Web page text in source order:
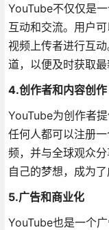
YouTube不仅仅是
互动和交流。用户
视频上传者进行互
道，以便及时获取最
4.创作者和内容创作
YouTube为创作者
任何人都可以注册
频，并与全球观众
自己的梦想，成为了
5.广告和商业化
YouTube也是一个